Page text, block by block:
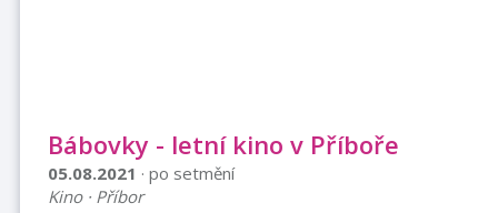
Bábovky - letní kino v Příboře
05.08.2021 · po setmění
Kino · Příbor